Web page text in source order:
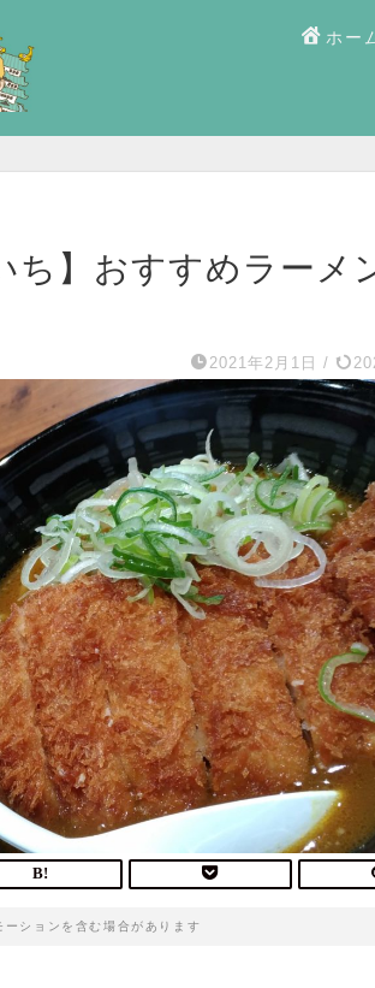
ホー
ち】おすすめラーメ
2021年2月1日 /
ーションを含む場合があります